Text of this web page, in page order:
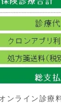
ンライン診療